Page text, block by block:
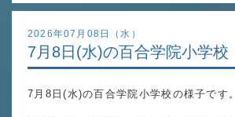
2026年07月08日（水）
7月8日(水)の百合学院小学校
7月8日(水)の百合学院小学校の様子です。
授業の特色
教育の特色